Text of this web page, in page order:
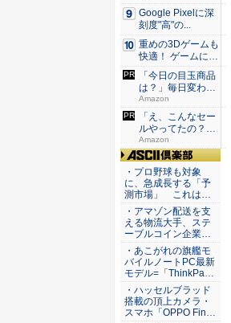
Google Pixelに深
刻度"高"の...
重めの3Dゲームも
快適！ ゲームに強
いH...
「今日の目玉商品
は？」毎日変わる
Amaz...
Amazon
「え、こんなセー
ルやってたの？」
80％O...
Amazon
ASCII倶楽部
・プロ野球も対象
に、急成長する「予
測市場」 これは…
・アマゾン配送を支
える物流大手、ステ
ーブルコイン企業…
・あこがれの旗艦モ
バイルノートPC最新
モデル=「ThinkPa…
・ハッセルブラッド
搭載の頂上カメラ・
スマホ「OPPO Fin…